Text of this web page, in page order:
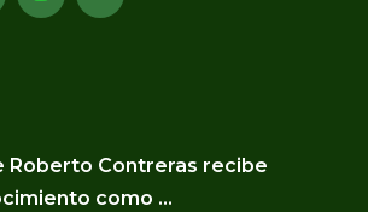
Roberto Contreras recibe
como ...